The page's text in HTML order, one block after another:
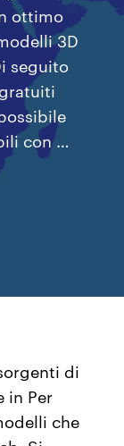
ottimo
3D
seguito
con …
di
in Per
che